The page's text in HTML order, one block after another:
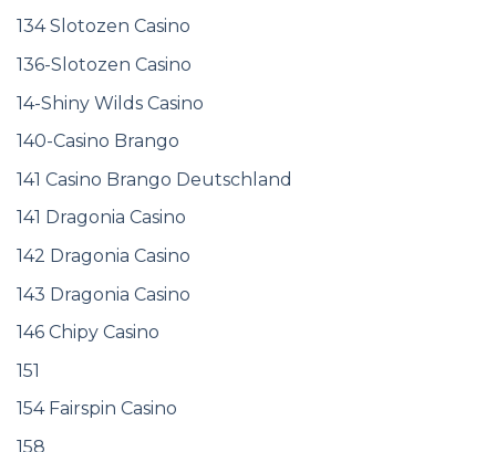
134 Slotozen Casino
136-Slotozen Casino
14-Shiny Wilds Casino
140-Casino Brango
141 Casino Brango Deutschland
141 Dragonia Casino
142 Dragonia Casino
143 Dragonia Casino
146 Chipy Casino
151
154 Fairspin Casino
158